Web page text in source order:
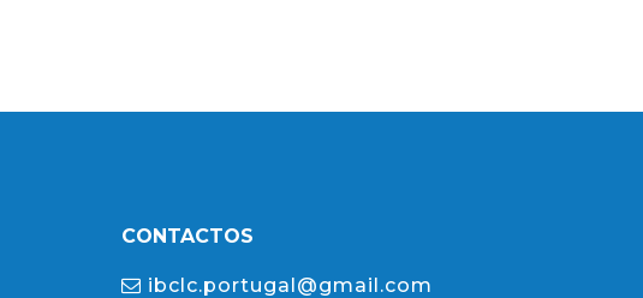
CONTACTOS
ibclc.portugal@gmail.com